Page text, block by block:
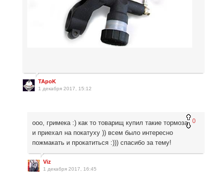
TApoK
1 декабря 2017, 15:12
0
ооо, гримека :) как то товарищ купил такие тормоза
и приехал на покатуху )) всем было интересно
пожмакать и прокатиться :))) спасибо за тему!
Viz
1 декабря 2017, 16:45